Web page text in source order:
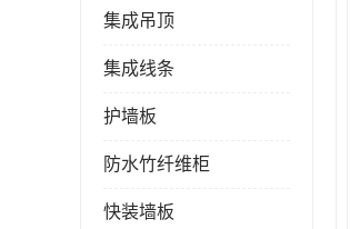
集成吊顶
集成线条
护墙板
防水竹纤维柜
快装墙板